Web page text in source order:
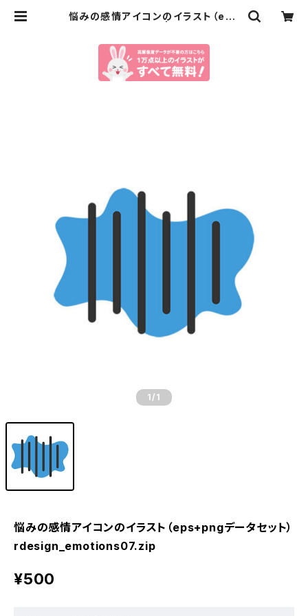
悩みの感情アイコンのイラスト（eps
1 /1
悩みの感情アイコンのイラスト（eps+pngデータセット）
rdesign_emotions07.zip
¥500